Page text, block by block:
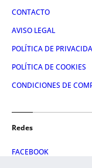
CONTACTO
AVISO LEGAL
POLÍTICA DE
POLÍTICA DE COOKIES
CONDICIONES DE
Redes
FACEBOOK